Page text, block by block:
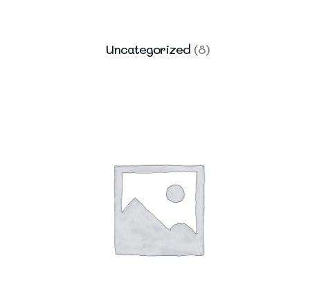
Uncategorized (8)